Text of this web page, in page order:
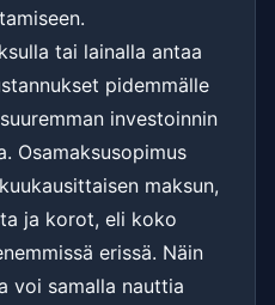
tai lainalla antaa
pidemmälle
investoinnin
Osamaksusopimus
maksun,
ja korot, eli koko
erissä. Näin
voi samalla nauttia